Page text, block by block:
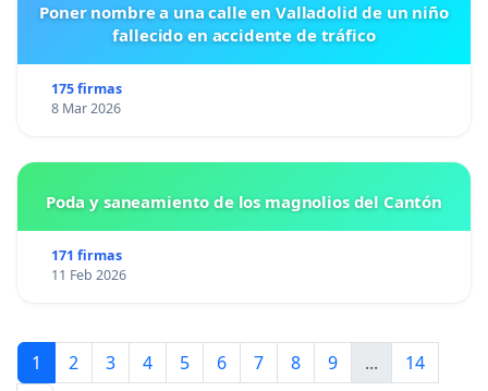
Poner nombre a una calle en Valladolid de un niño
fallecido en accidente de tráfico
175 firmas
8 Mar 2026
Poda y saneamiento de los magnolios del Cantón
171 firmas
11 Feb 2026
1 2 3 4 5 6 7 8 9 ...
14